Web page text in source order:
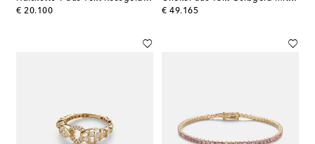
€ 20.100
original price
€ 49.165
original price